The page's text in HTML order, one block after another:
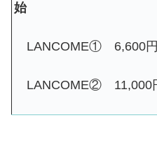
始
LANCOME① 6,600円
LANCOME② 11,000円